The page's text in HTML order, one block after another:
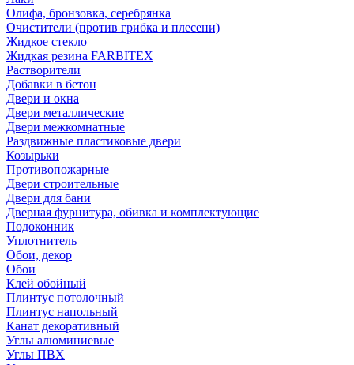
Олифа, бронзовка, серебрянка
Очистители (против грибка и плесени)
Жидкое стекло
Жидкая резина FARBITEX
Растворители
Добавки в бетон
Двери и окна
Двери металлические
Двери межкомнатные
Раздвижные пластиковые двери
Козырьки
Противопожарные
Двери строительные
Двери для бани
Дверная фурнитура, обивка и комплектующие
Подоконник
Уплотнитель
Обои, декор
Обои
Клей обойный
Плинтус потолочный
Плинтус напольный
Канат декоративный
Углы алюминиевые
Углы ПВХ